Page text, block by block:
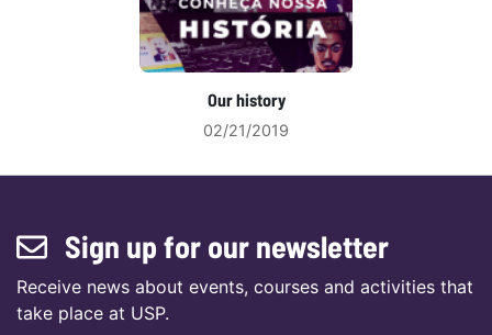
Our history
02/21/2019
Sign up for our newsletter
Receive news about events, courses and activities that
take place at USP.